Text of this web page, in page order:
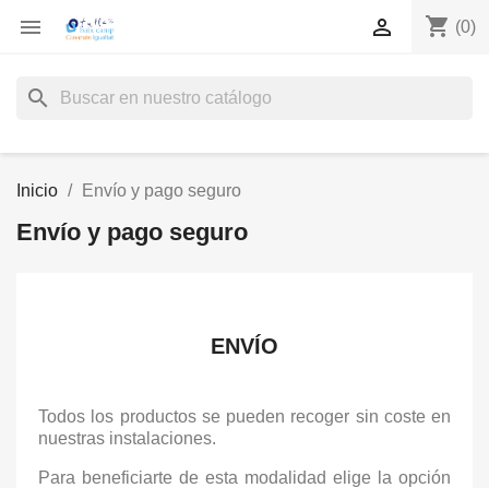
 shopping_cart (0)

search
Inicio Envío y pago seguro
Envío y pago seguro
ENVÍO
Todos los productos se pueden recoger sin coste en
nuestras instalaciones.
Para beneficiarte de esta modalidad elige la opción